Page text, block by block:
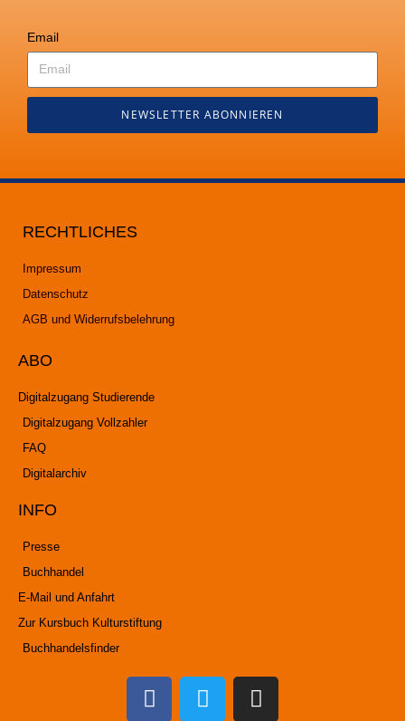
Email
NEWSLETTER ABONNIEREN
RECHTLICHES
Impressum
Datenschutz
AGB und Widerrufsbelehrung
ABO
Digitalzugang Studierende
Digitalzugang Vollzahler
FAQ
Digitalarchiv
INFO
Presse
Buchhandel
E-Mail und Anfahrt
Zur Kursbuch Kulturstiftung
Buchhandelsfinder